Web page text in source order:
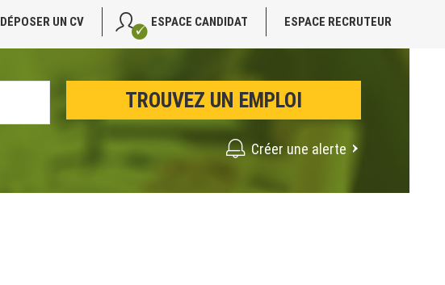
DÉPOSER UN CV ESPACE CANDIDAT ESPACE RECRUTEUR
Créer une alerte